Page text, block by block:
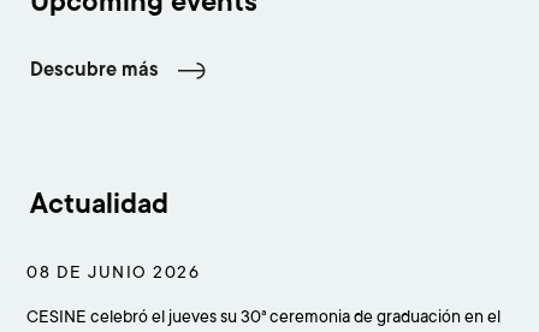
Descubre más
Actualidad
08 DE JUNIO 2026
CESINE celebró el jueves su 30ª ceremonia de graduación en el